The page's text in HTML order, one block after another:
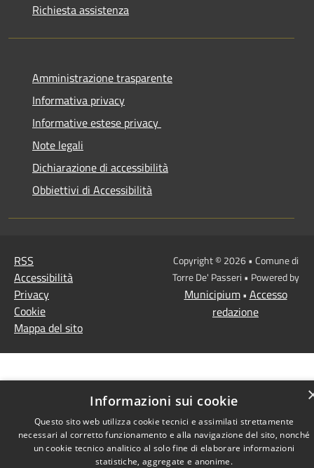
Richiesta assistenza
Amministrazione trasparente
Informativa privacy
Informative estese privacy
Note legali
Dichiarazione di accessibilità
Obbiettivi di Accessibilità
RSS
Accessibilità
Privacy
Cookie
Mappa del sito
Copyright © 2026 • Comune di
Torre De' Passeri • Powered by
Municipium• Accesso
redazione
Informazioni sui cookie
Questo sito web utilizza cookie tecnici e assimilati strettamente
necessari al corretto funzionamento e alla navigazione del sito, nonché
un cookie tecnico analitico al solo fine di elaborare informazioni
statistiche, aggregate e anonime.